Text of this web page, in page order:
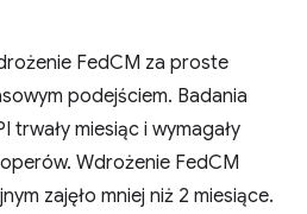
FedCM za proste
podejściem. Badania
trwały miesiąc i wymagały
Wdrożenie FedCM
zajęło mniej niż 2 miesiące.